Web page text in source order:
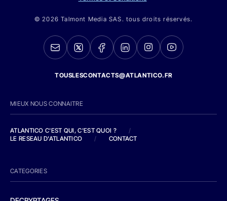
© 2026 Talmont Media SAS. tous droits réservés.
TOUSLESCONTACTS@ATLANTICO.FR
MIEUX NOUS CONNAITRE
ATLANTICO C'EST QUI, C'EST QUOI ?
/
LE RESEAU D'ATLANTICO
/ CONTACT
CATEGORIES